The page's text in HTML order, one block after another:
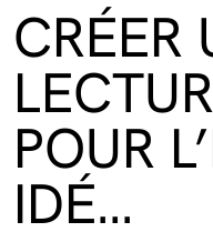
CRÉER
POUR
IDÉ…